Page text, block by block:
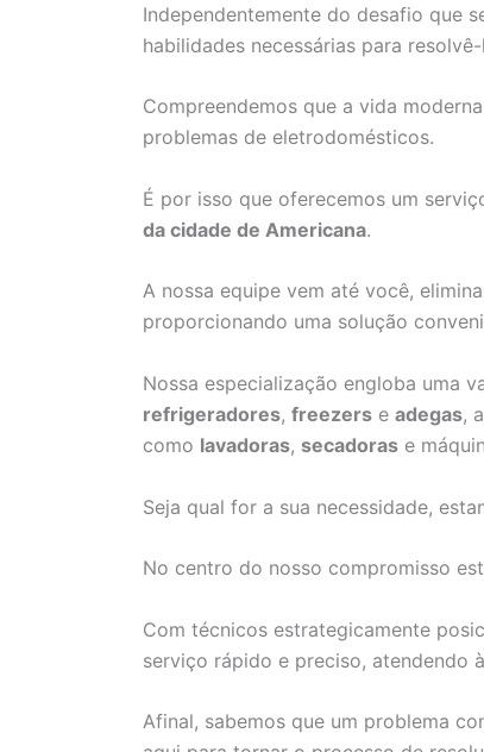
Independentemente do desafio que
habilidades necessárias para
Compreendemos que a vida
problemas de eletrodomésticos.
É por isso que oferecemos um
da cidade de Americana.
A nossa equipe vem até você,
proporcionando uma solução
Nossa especialização engloba uma
refrigeradores, freezers e adegas,
como lavadoras, secadoras e
Seja qual for a sua necessidade,
No centro do nosso compromisso
Com técnicos estrategicamente
serviço rápido e preciso, atendendo
Afinal, sabemos que um problema